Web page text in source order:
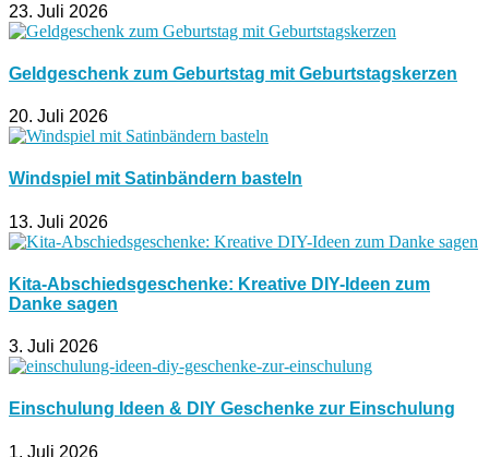
23. Juli 2026
Geldgeschenk zum Geburtstag mit Geburtstagskerzen
20. Juli 2026
Windspiel mit Satinbändern basteln
13. Juli 2026
Kita-Abschiedsgeschenke: Kreative DIY-Ideen zum
Danke sagen
3. Juli 2026
Einschulung Ideen & DIY Geschenke zur Einschulung
1. Juli 2026